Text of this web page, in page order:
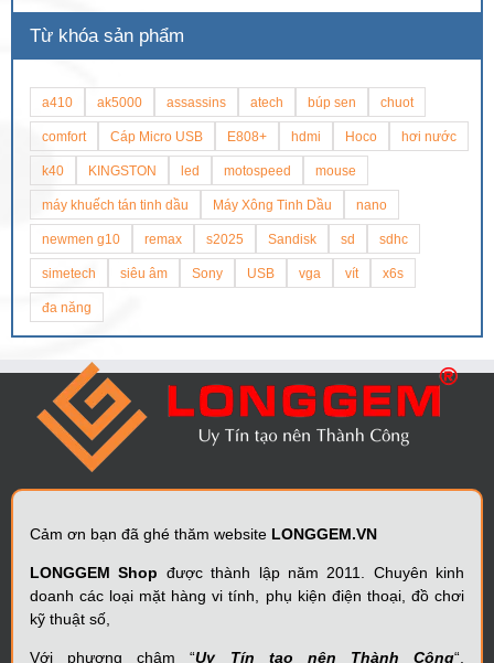
Từ khóa sản phẩm
a410 ak5000 assassins atech búp sen chuot
comfort Cáp Micro USB E808+ hdmi Hoco hơi nước
k40 KINGSTON led motospeed mouse
máy khuếch tán tinh dầu Máy Xông Tinh Dầu nano
newmen g10 remax s2025 Sandisk sd sdhc
simetech siêu âm Sony USB vga vít x6s
đa năng
Cảm ơn bạn đã ghé thăm website LONGGEM.VN
LONGGEM Shop được thành lập năm 2011. Chuyên kinh
doanh các loại mặt hàng vi tính, phụ kiện điện thoại, đồ chơi
kỹ thuật số,
Với phương châm “Uy Tín tạo nên Thành Công“,